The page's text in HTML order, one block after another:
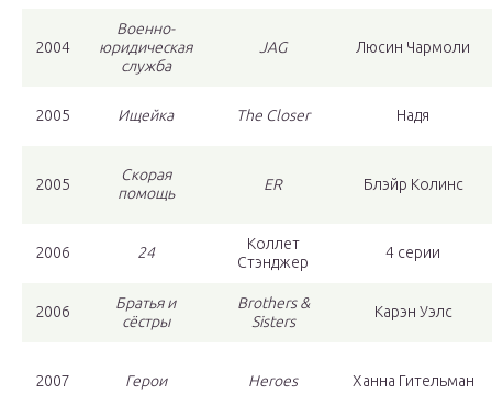
2004
Военно-
юридическая
служба
JAG Люсин Чармоли
2005 Ищейка The Closer Надя
2005
Скорая
помощь
ER Блэйр Колинс
2006 24
Коллет
Стэнджер
4 серии
2006
Братья и
сёстры
Brothers &
Sisters
Карэн Уэлс
2007 Герои Heroes Ханна Гительман